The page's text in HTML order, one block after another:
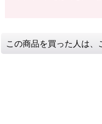
この商品を買った人は